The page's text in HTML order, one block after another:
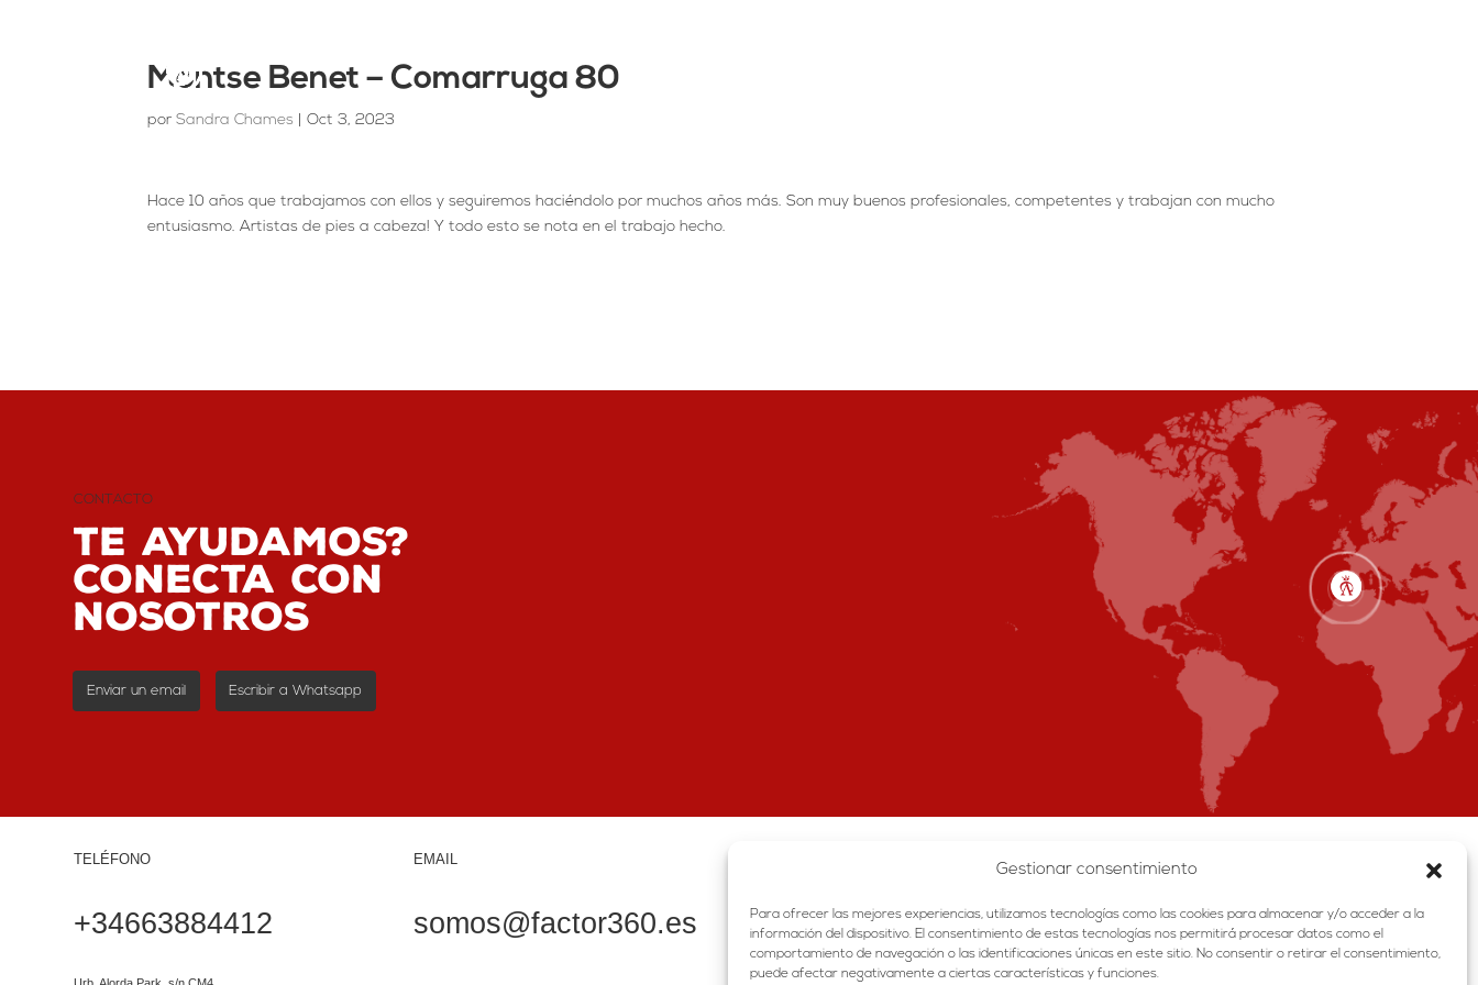
Gestionar consentimiento
Para ofrecer las mejores experiencias, utilizamos tecnologías como las cookies para almacenar y/o acceder a la
información del dispositivo. El consentimiento de estas tecnologías nos permitirá procesar datos como el
comportamiento de navegación o las identificaciones únicas en este sitio. No consentir o retirar el consentimiento,
puede afectar negativamente a ciertas características y funciones.
Montse Benet – Comarruga 80
porSandra Chames |Oct 3, 2023
Hace 10 años que trabajamos con ellos y seguiremos haciéndolo por muchos años más. Son muy buenos profesionales, competentes y trabajan con mucho
entusiasmo. Artistas de pies a cabeza! Y todo esto se nota en el trabajo hecho.
CONTACTO
Te ayudamos?
conecta con
nosotros
Enviar un email Escribir a Whatsapp
TELÉFONO
+34663884412
EMAIL
somos@factor360.es SERVICIOS
CONTACTO